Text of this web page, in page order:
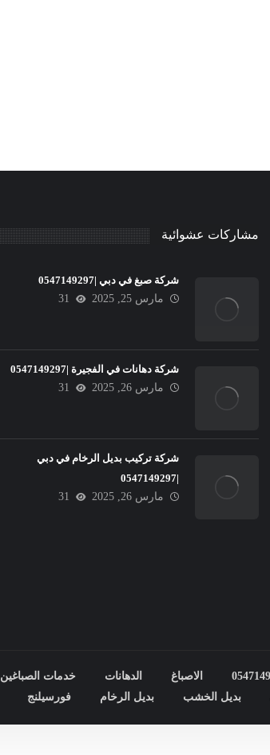
مشاركات عشوائية
شركة صبغ في دبي |0547149297
مارس 25, 2025
31
شركة دهانات في الفجيرة |0547149297
مارس 26, 2025
31
شركة تركيب بديل الرخام في دبي
|0547149297
مارس 26, 2025
31
الاصباغ الدهانات خدمات الصباغين
بديل الخشب بديل الرخام فورسيلنج